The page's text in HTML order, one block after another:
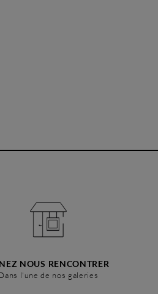
NOUS RENCONTRER
l'une de nos galeries